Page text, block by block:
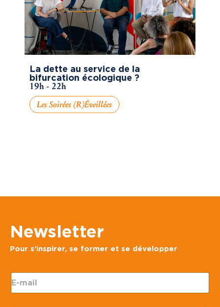
La dette au service de la
bifurcation écologique ?
19h - 22h
Les Soirées (R)éveillées
Newsletter
Pour s’inspirer, se former et se développer
E
-
m